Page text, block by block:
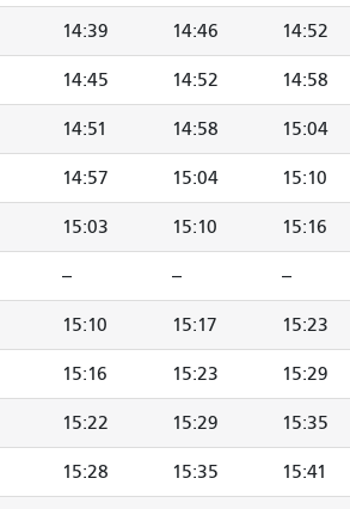
14:39 14:46 14:52
14:45 14:52 14:58
14:51 14:58 15:04
14:57 15:04 15:10
15:03 15:10 15:16
-- -- --
15:10 15:17 15:23
15:16 15:23 15:29
15:22 15:29 15:35
15:28 15:35 15:41